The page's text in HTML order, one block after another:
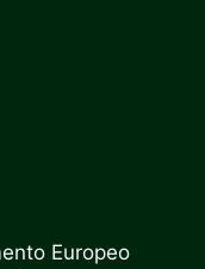
Europeo